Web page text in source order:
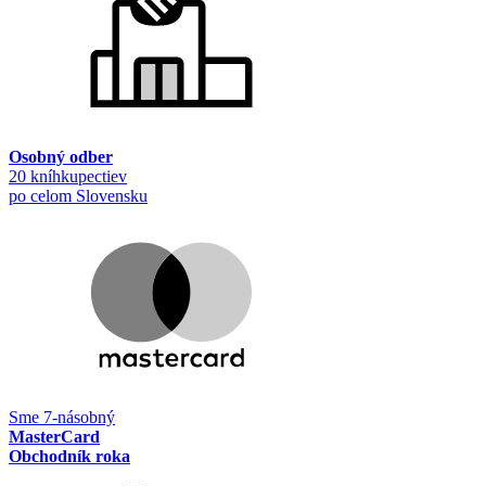
Osobný odber
20 kníhkupectiev
po celom Slovensku
Sme 7-násobný
MasterCard
Obchodník roka